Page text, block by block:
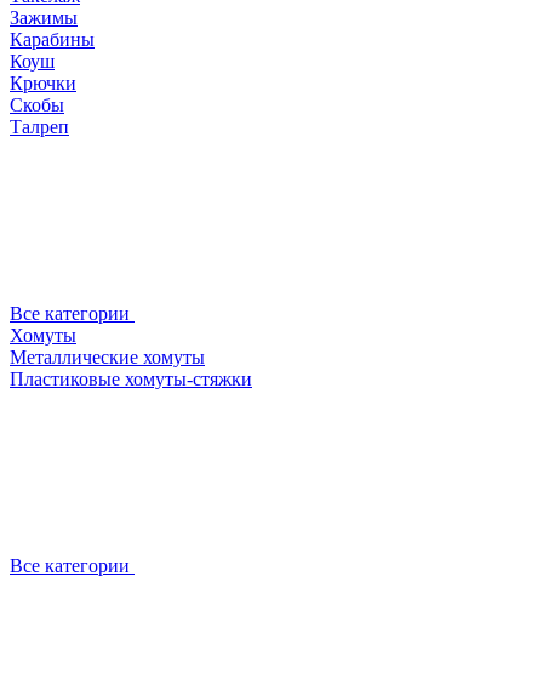
Зажимы
Карабины
Коуш
Крючки
Скобы
Талреп
Все категории
Хомуты
Металлические хомуты
Пластиковые хомуты-стяжки
Все категории